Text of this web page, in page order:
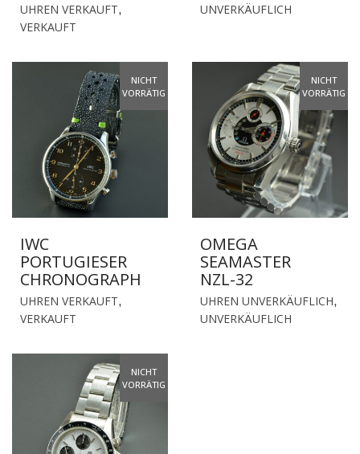
UHREN VERKAUFT,
VERKAUFT
UNVERKÄUFLICH
NICHT
VORRÄTIG
IWC
PORTUGIESER
CHRONOGRAPH
UHREN VERKAUFT,
VERKAUFT
NICHT
VORRÄTIG
OMEGA
SEAMASTER
NZL-32
UHREN UNVERKÄUFLICH,
UNVERKÄUFLICH
NICHT
VORRÄTIG